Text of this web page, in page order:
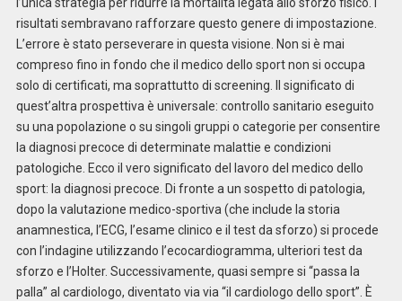
l’unica strategia per ridurre la mortalità legata allo sforzo fisico. I
risultati sembravano rafforzare questo genere di impostazione.
L’errore è stato perseverare in questa visione. Non si è mai
compreso fino in fondo che il medico dello sport non si occupa
solo di certificati, ma soprattutto di screening. Il significato di
quest’altra prospettiva è universale: controllo sanitario eseguito
su una popolazione o su singoli gruppi o categorie per consentire
la diagnosi precoce di determinate malattie e condizioni
patologiche. Ecco il vero significato del lavoro del medico dello
sport: la diagnosi precoce. Di fronte a un sospetto di patologia,
dopo la valutazione medico-sportiva (che include la storia
anamnestica, l’ECG, l’esame clinico e il test da sforzo) si procede
con l’indagine utilizzando l’ecocardiogramma, ulteriori test da
sforzo e l’Holter. Successivamente, quasi sempre si “passa la
palla” al cardiologo, diventato via via “il cardiologo dello sport”. È